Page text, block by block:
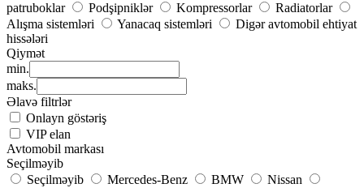
patruboklar
Podşipniklər Kompressorlar
Radiatorlar
Alışma sistemləri
Yanacaq sistemləri
Digər avtomobil ehtiyat
hissələri
Qiymət
min.
maks.
Əlavə filtrlər
Onlayn göstəriş
VIP elan
Avtomobil markası
Seçilməyib
Seçilməyib
Mercedes-Benz BMW
Nissan